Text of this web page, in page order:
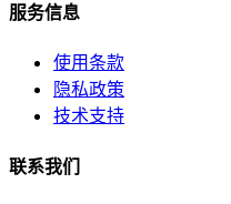
服务信息
使用条款
隐私政策
技术支持
联系我们